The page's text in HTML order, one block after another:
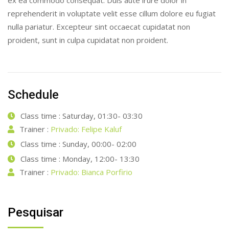
reprehenderit in voluptate velit esse cillum dolore eu fugiat
nulla pariatur. Excepteur sint occaecat cupidatat non
proident, sunt in culpa cupidatat non proident.
Schedule
Class time : Saturday, 01:30- 03:30
Trainer : Privado: Felipe Kaluf
Class time : Sunday, 00:00- 02:00
Class time : Monday, 12:00- 13:30
Trainer : Privado: Bianca Porfirio
Pesquisar